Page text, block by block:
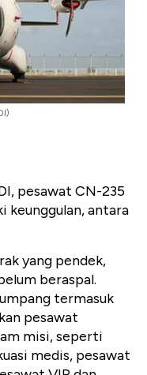
pesawat CN-235
keunggulan, antara
yang pendek,
beraspal.
termasuk
pesawat
misi, seperti
medis, pesawat